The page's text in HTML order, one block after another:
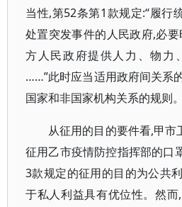
当性,第52条第1款规定:“履行
处置突发事件的人民政府,必
方人民政府提供人力、物力
……”此时应当适用政府间关系
国家和非国家机构关系的规则。
从征用的目的要件看,甲
征用乙市疫情防控指挥部的口
3款规定的征用的目的为公共
于私人利益具有优位性。然